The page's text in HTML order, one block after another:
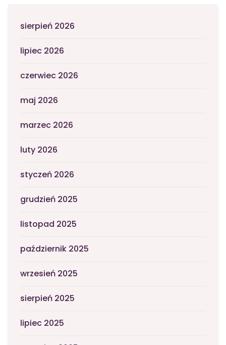
sierpień 2026
lipiec 2026
czerwiec 2026
maj 2026
marzec 2026
luty 2026
styczeń 2026
grudzień 2025
listopad 2025
październik 2025
wrzesień 2025
sierpień 2025
lipiec 2025